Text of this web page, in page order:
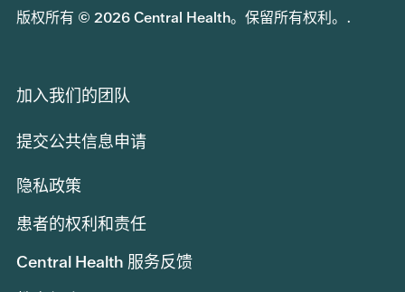
版权所有 © 2026 Central Health。保留所有权利。.
加入我们的团队
提交公共信息申请
隐私政策
患者的权利和责任
Central Health 服务反馈